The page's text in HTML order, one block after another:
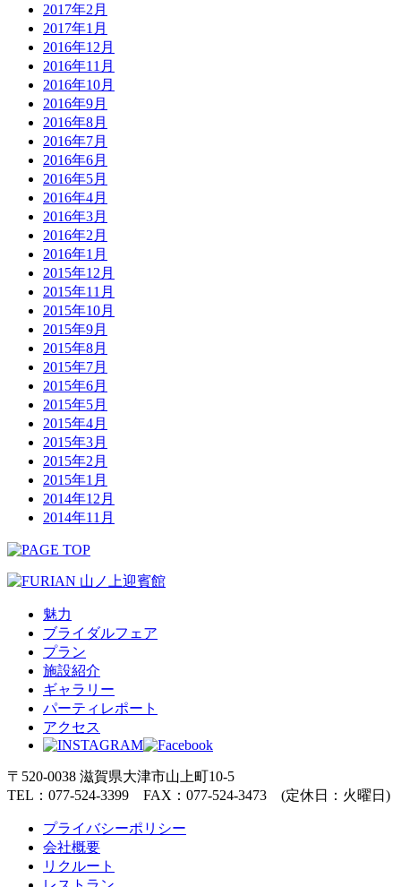
2017年2月
2017年1月
2016年12月
2016年11月
2016年10月
2016年9月
2016年8月
2016年7月
2016年6月
2016年5月
2016年4月
2016年3月
2016年2月
2016年1月
2015年12月
2015年11月
2015年10月
2015年9月
2015年8月
2015年7月
2015年6月
2015年5月
2015年4月
2015年3月
2015年2月
2015年1月
2014年12月
2014年11月
魅力
ブライダルフェア
プラン
施設紹介
ギャラリー
パーティレポート
アクセス
〒520-0038 滋賀県大津市山上町10-5
TEL：077-524-3399 FAX：077-524-3473 (定休日：火曜日)
プライバシーポリシー
会社概要
リクルート